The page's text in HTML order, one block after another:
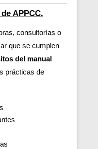
APPCC.
consultorías o
que se cumplen
del manual
prácticas de